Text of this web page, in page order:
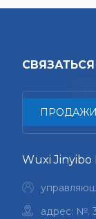
ПРОДАЖИ
Wuxi Jinyibo
адрес: №.